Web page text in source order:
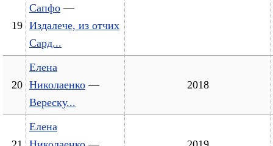
19
Сапфо —
Издалече, из отчих
Сард...
20
Елена
Николаенко —
Вереску...
2018
Елена